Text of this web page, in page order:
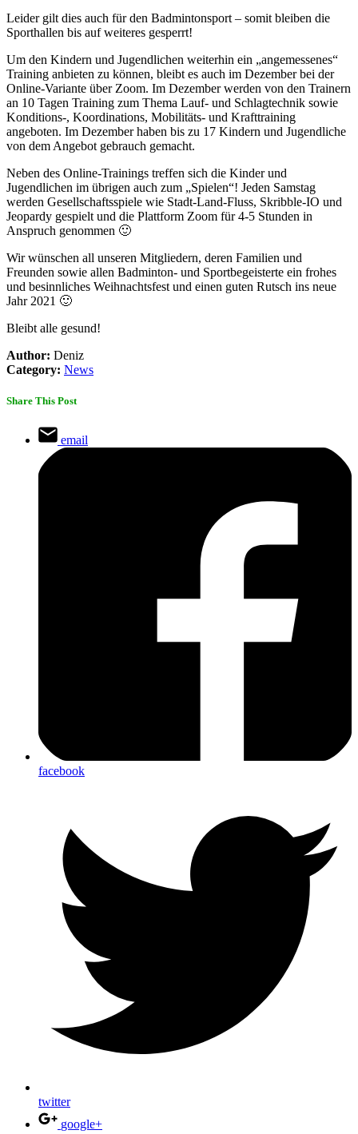
Leider gilt dies auch für den Badmintonsport – somit bleiben die
Sporthallen bis auf weiteres gesperrt!
Um den Kindern und Jugendlichen weiterhin ein „angemessenes“
Training anbieten zu können, bleibt es auch im Dezember bei der
Online-Variante über Zoom. Im Dezember werden von den Trainern
an 10 Tagen Training zum Thema Lauf- und Schlagtechnik sowie
Konditions-, Koordinations, Mobilitäts- und Krafttraining
angeboten. Im Dezember haben bis zu 17 Kindern und Jugendliche
von dem Angebot gebrauch gemacht.
Neben des Online-Trainings treffen sich die Kinder und
Jugendlichen im übrigen auch zum „Spielen“! Jeden Samstag
werden Gesellschaftsspiele wie Stadt-Land-Fluss, Skribble-IO und
Jeopardy gespielt und die Plattform Zoom für 4-5 Stunden in
Anspruch genommen 🙂
Wir wünschen all unseren Mitgliedern, deren Familien und
Freunden sowie allen Badminton- und Sportbegeisterte ein frohes
und besinnliches Weihnachtsfest und einen guten Rutsch ins neue
Jahr 2021 🙂
Bleibt alle gesund!
Author: Deniz
Category: News
Share This Post
email
facebook
twitter
google+